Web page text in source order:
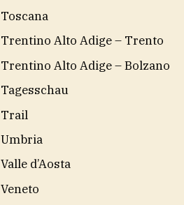
Toscana
Trentino Alto Adige – Trento
Trentino Alto Adige – Bolzano
Tagesschau
Trail
Umbria
Valle d’Aosta
Veneto